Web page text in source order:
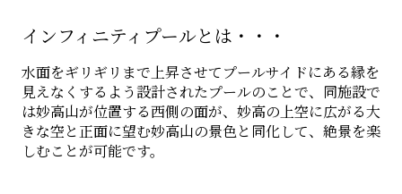
インフィニティプールとは・・・
水面をギリギリまで上昇させてプールサイドにある縁を
見えなくするよう設計されたプールのことで、同施設で
は妙高山が位置する西側の面が、妙高の上空に広がる大
きな空と正面に望む妙高山の景色と同化して、絶景を楽
しむことが可能です。